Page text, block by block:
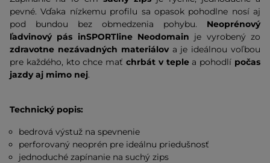
pevné. Vďaka nízkemu profilu sa opasok pohodlne nosí aj
pod bundou bez obmedzenia pohybu. Neoprénový
ľadvinový pás inSPORTline Neodomain je vyrobený zo
zdravotne nezávadných materiálova je ideálnou voľbou
pre každého, kto chce mať chrbát v teplea pohodlí počas
jazdy aj mimo nej.
Technický popis:
bedrová výstuž na spevnenie
perforovaný neoprén pre ideálnu priedušnosť
jednoduché zapínanie na suchý zips